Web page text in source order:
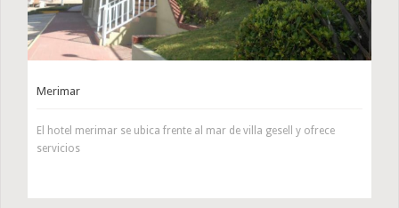
Merimar
El hotel merimar se ubica frente al mar de villa gesell y ofrece
servicios